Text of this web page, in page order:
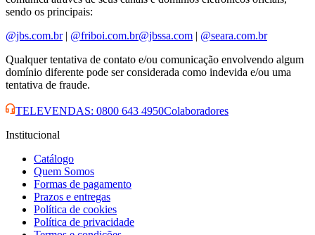
sendo os principais:
@jbs.com.br| @friboi.com.br@jbssa.com | @seara.com.br
Qualquer tentativa de contato e/ou comunicação envolvendo algum
domínio diferente pode ser considerada como indevida e/ou uma
tentativa de fraude.
TELEVENDAS: 0800 643 4950Colaboradores
Institucional
Catálogo
Quem Somos
Formas de pagamento
Prazos e entregas
Política de cookies
Política de privacidade